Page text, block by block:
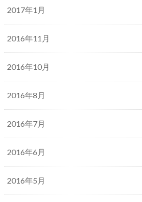
2017年1月
2016年11月
2016年10月
2016年8月
2016年7月
2016年6月
2016年5月